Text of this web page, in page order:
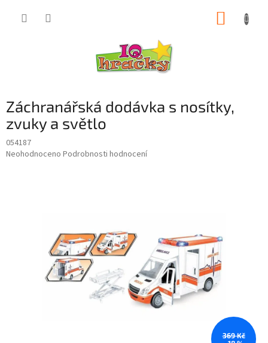
Záchranářská dodávka s nosítky,
zvuky a světlo
054187
Průměrné
Neohodnoceno Podrobnosti hodnocení
369 Kč